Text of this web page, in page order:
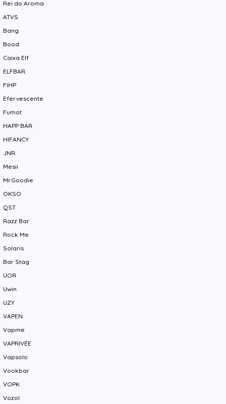
Rei do Aroma
ATVS
Bang
Bood
Caixa Elf
ELFBAR
FIHP
Efervescente
Fumot
HAPP BAR
HIFANCY
JNR
Mesii
Mr.Goodie
OKSO
QST
Razz Bar
Rock Me
Solaris
Bar Stag
UOR
Uwin
UZY
VAPEN
Vapme
VAPRIVÉE
Vapsolo
Vookbar
VOPK
Vozol